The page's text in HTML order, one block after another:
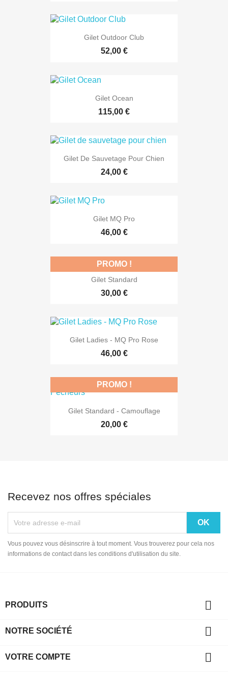
Gilet Outdoor Club
52,00 €
Gilet Ocean
115,00 €
Gilet De Sauvetage Pour Chien
24,00 €
Gilet MQ Pro
46,00 €
Gilet Standard
30,00 €
PROMO !
Gilet Ladies - MQ Pro Rose
46,00 €
Gilet Standard - Camouflage
20,00 €
PROMO !
Recevez nos offres spéciales
Vous pouvez vous désinscrire à tout moment. Vous trouverez pour cela nos
informations de contact dans les conditions d'utilisation du site.
PRODUITS 
NOTRE SOCIÉTÉ 
VOTRE COMPTE
